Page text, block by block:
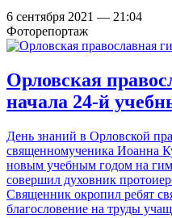
6 сентября 2021 — 21:04
Фоторепортаж
Орловская
начала 24-й
День знаний в Орловской
священномученика Иоанна
новым учебным годом на
совершил духовник
Священник окропил ребят
благословение на труды